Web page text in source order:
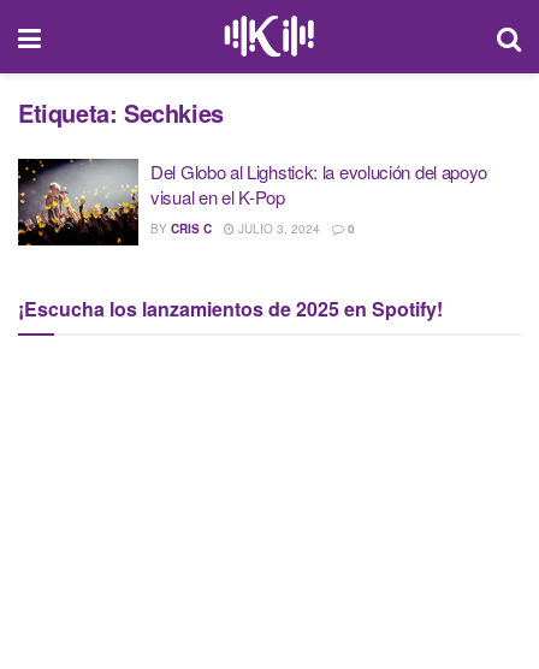
Etiqueta: Sechkies
Del Globo al Lighstick: la evolución del apoyo
visual en el K-Pop
BY CRIS C JULIO 3, 2024 0
¡Escucha los lanzamientos de 2025 en Spotify!